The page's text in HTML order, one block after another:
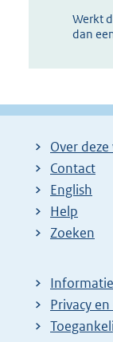
Werkt
dan
Over
Contact
English
Help
Zoeken
Privacy